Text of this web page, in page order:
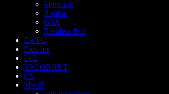
Minecraft
Roblox
GTA
Resident Evil
EA FC
Free fire
LoL
VALORANT
CS
MAIS